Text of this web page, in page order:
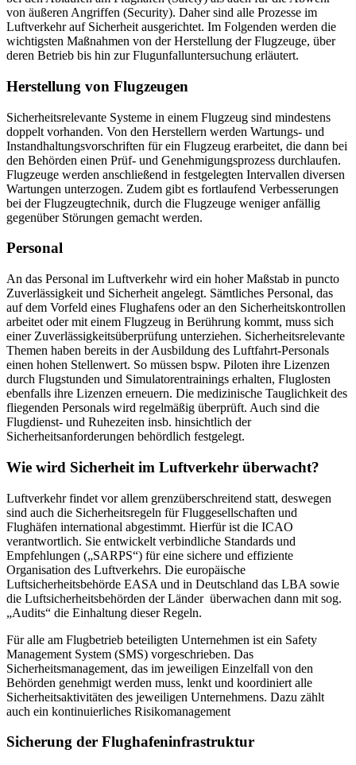
von äußeren Angriffen (Security). Daher sind alle Prozesse im
Luftverkehr auf Sicherheit ausgerichtet. Im Folgenden werden die
wichtigsten Maßnahmen von der Herstellung der Flugzeuge, über
deren Betrieb bis hin zur Flugunfalluntersuchung erläutert.
Herstellung von Flugzeugen
Sicherheitsrelevante Systeme in einem Flugzeug sind mindestens
doppelt vorhanden. Von den Herstellern werden Wartungs- und
Instandhaltungsvorschriften für ein Flugzeug erarbeitet, die dann bei
den Behörden einen Prüf- und Genehmigungsprozess durchlaufen.
Flugzeuge werden anschließend in festgelegten Intervallen diversen
Wartungen unterzogen. Zudem gibt es fortlaufend Verbesserungen
bei der Flugzeugtechnik, durch die Flugzeuge weniger anfällig
gegenüber Störungen gemacht werden.
Personal
An das Personal im Luftverkehr wird ein hoher Maßstab in puncto
Zuverlässigkeit und Sicherheit angelegt. Sämtliches Personal, das
auf dem Vorfeld eines Flughafens oder an den Sicherheitskontrollen
arbeitet oder mit einem Flugzeug in Berührung kommt, muss sich
einer Zuverlässigkeitsüberprüfung unterziehen. Sicherheitsrelevante
Themen haben bereits in der Ausbildung des Luftfahrt-Personals
einen hohen Stellenwert. So müssen bspw. Piloten ihre Lizenzen
durch Flugstunden und Simulatorentrainings erhalten, Fluglosten
ebenfalls ihre Lizenzen erneuern. Die medizinische Tauglichkeit des
fliegenden Personals wird regelmäßig überprüft. Auch sind die
Flugdienst- und Ruhezeiten insb. hinsichtlich der
Sicherheitsanforderungen behördlich festgelegt.
Wie wird Sicherheit im Luftverkehr überwacht?
Luftverkehr findet vor allem grenzüberschreitend statt, deswegen
sind auch die Sicherheitsregeln für Fluggesellschaften und
Flughäfen international abgestimmt. Hierfür ist die ICAO
verantwortlich. Sie entwickelt verbindliche Standards und
Empfehlungen („SARPS“) für eine sichere und effiziente
Organisation des Luftverkehrs. Die europäische
Luftsicherheitsbehörde EASA und in Deutschland das LBA sowie
die Luftsicherheitsbehörden der Länder überwachen dann mit sog.
„Audits“ die Einhaltung dieser Regeln.
Für alle am Flugbetrieb beteiligten Unternehmen ist ein Safety
Management System (SMS) vorgeschrieben. Das
Sicherheitsmanagement, das im jeweiligen Einzelfall von den
Behörden genehmigt werden muss, lenkt und koordiniert alle
Sicherheitsaktivitäten des jeweiligen Unternehmens. Dazu zählt
auch ein kontinuierliches Risikomanagement
Sicherung der Flughafeninfrastruktur